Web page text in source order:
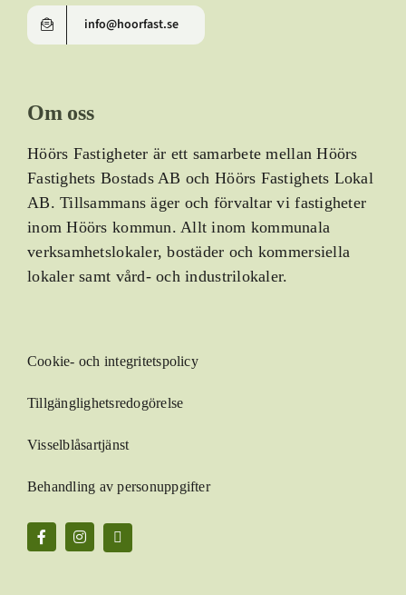
info@hoorfast.se
Om oss
Höörs Fastigheter är ett samarbete mellan Höörs
Fastighets Bostads AB och Höörs Fastighets Lokal
AB.Tillsammans äger och förvaltar vi fastigheter
inom Höörs kommun. Allt inom kommunala
verksamhetslokaler, bostäder och kommersiella
lokaler samt vård- och industrilokaler.
Cookie- och integritetspolicy
Tillgänglighetsredogörelse
Visselblåsartjänst
Behandling av personuppgifter